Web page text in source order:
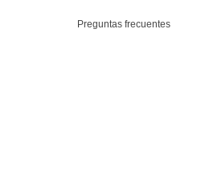
Preguntas frecuentes